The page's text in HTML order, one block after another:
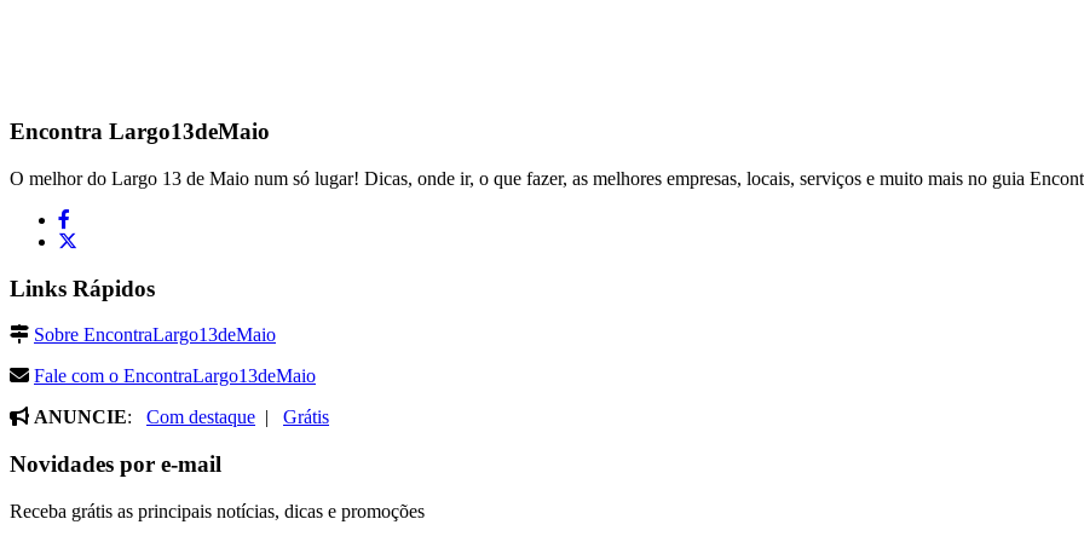
Encontra Largo13deMaio
O melhor do Largo 13 de Maio num só lugar! Dicas, onde ir, o que fazer, as melhores empresas, locais, serviços e muito mais no guia
Links Rápidos
Sobre EncontraLargo13deMaio
Fale com o EncontraLargo13deMaio
ANUNCIE: Com destaque | Grátis
Novidades por e-mail
Receba grátis as principais notícias, dicas e promoções